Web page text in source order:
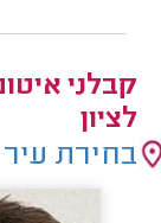
קבלני
לציון
בחירת עיר